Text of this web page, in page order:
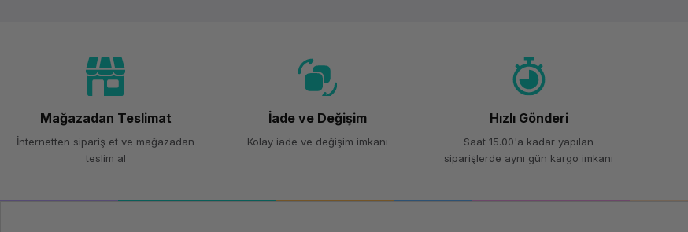
Mağazadan Teslimat
İnternetten sipariş et ve mağazadan
teslim al
İade ve Değişim
Kolay iade ve değişim imkanı
Hızlı Gönderi
Saat 15.00'a kadar yapılan
siparişlerde aynı gün kargo imkanı